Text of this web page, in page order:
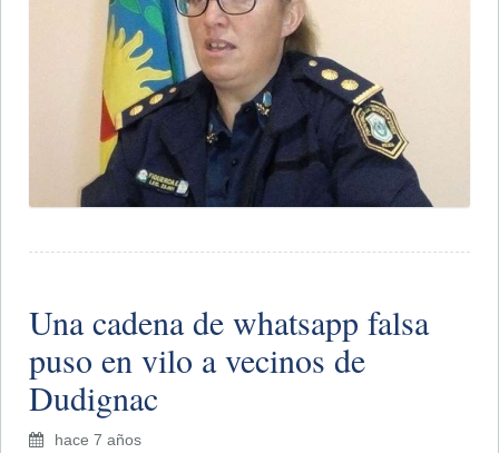
Una cadena de whatsapp falsa
puso en vilo a vecinos de
Dudignac
hace 7 años